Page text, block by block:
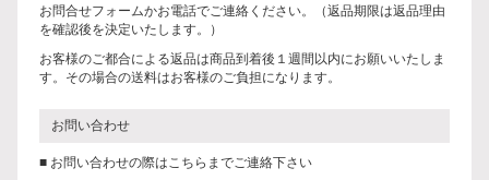
お問合せフォームかお電話でご連絡ください。（返品期限は返品理由
を確認後を決定いたします。）
お客様のご都合による返品は商品到着後１週間以内にお願いいたしま
す。その場合の送料はお客様のご負担になります。
お問い合わせ
■ お問い合わせの際はこちらまでご連絡下さい